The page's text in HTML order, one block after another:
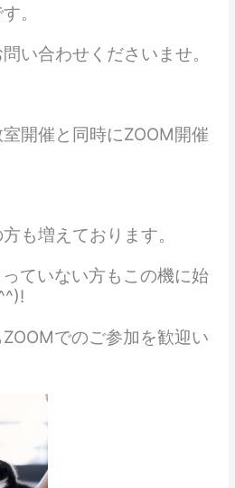
。
い合わせくださいませ。
開催と同時にZOOM開催
も増えております。
ていない方もこの機に始
でのご参加を歓迎い